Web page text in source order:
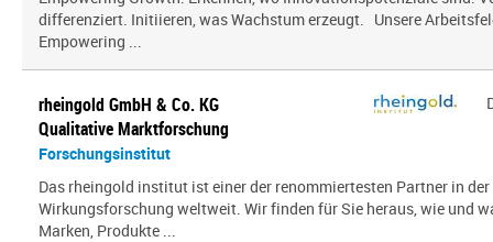
differenziert. Initiieren, was Wachstum erzeugt. Unsere
Empowering ...
rheingold GmbH & Co. KG
Qualitative Marktforschung
Forschungsinstitut
Das rheingold institut ist einer der renommiertesten Partner in
Wirkungsforschung weltweit. Wir finden für Sie heraus, wie und
Marken, Produkte ...